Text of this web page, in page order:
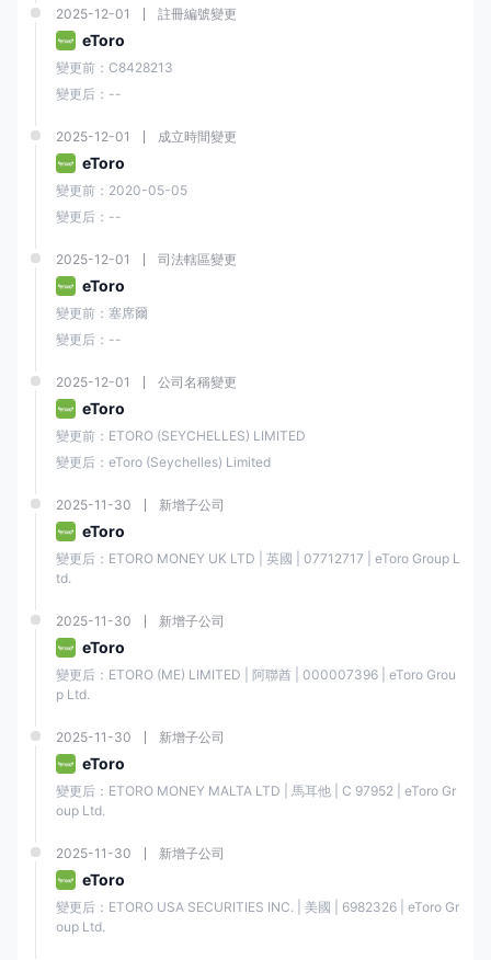
在教育資源方面，Toro提供各種教育內容，幫助交易者提高其對金融市場
的技能和知識。
這些資源包括但不限於：
E投睿學院：這是一個在線教育門戶，為交易者提供各種教育資料，包括文
管理等。
交易指南：E投睿還提供一系列交易指南，提供有關各種交易主題的詳細信
息，包括股票、商品、貨幣和指數。
市場新聞和分析
更多其他教育資源可以在其官方網站上找到。
結論
總的來說，E投睿是一個聲譽良好且用戶友好的在線交易平台，為客戶提供
秀的客戶服務使其成為初學者和有經驗的交易者的理想選擇。然而，它也
有一些缺點，例如提款和閒置費用，以及有限的直接聯繫渠道。
常見問題
E投睿是否是一家受規管的經紀商？
是的，E投睿是一家受規管的經紀商。它在歐洲獲得塞浦路斯證券交易委員
會（CySEC）、英國金融行為監管局（FCA）和澳大利亞證券和投資委員
會（ASIC）的授權和監管。
E投睿提供哪些交易工具？
E投睿提供7000多種交易工具，包括6202支股票、703個ETF、42種商
品、55種貨幣、18個指數和106種加密貨幣。
E投睿是否提供模擬帳戶？
是的，E投睿提供模擬帳戶，讓您使用高達10萬美元的虛擬資金進行交易
2025-12-01 註冊編號變更
eToro
變更前：C8428213
變更后：--
2025-12-01 成立時間變更
eToro
變更前：2020-05-05
變更后：--
2025-12-01 司法轄區變更
eToro
變更前：塞席爾
變更后：--
2025-12-01 公司名稱變更
eToro
變更前：ETORO (SEYCHELLES) LIMITED
變更后：eToro (Seychelles) Limited
2025-11-30 新增子公司
eToro
變更后：ETORO MONEY UK LTD | 英國 | 07712717 | eToro Group L
td.
2025-11-30 新增子公司
eToro
變更后：ETORO (ME) LIMITED | 阿聯酋 | 000007396 | eToro Grou
p Ltd.
2025-11-30 新增子公司
eToro
變更后：ETORO MONEY MALTA LTD | 馬耳他 | C 97952 | eToro Gr
oup Ltd.
2025-11-30 新增子公司
eToro
變更后：ETORO USA SECURITIES INC. | 美國 | 6982326 | eToro Gr
oup Ltd.